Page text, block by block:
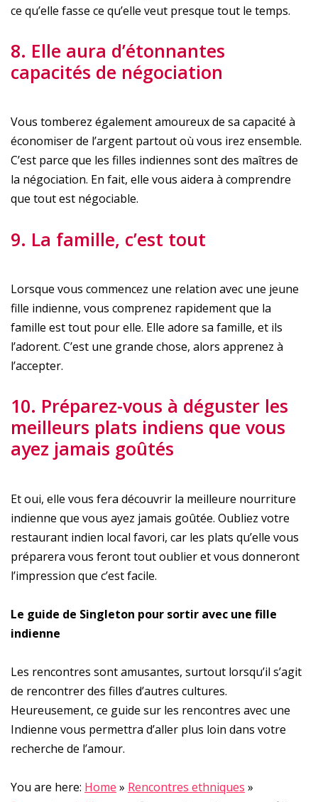
ce qu’elle fasse ce qu’elle veut presque tout le temps.
8. Elle aura d’étonnantes
capacités de négociation
Vous tomberez également amoureux de sa capacité à
économiser de l’argent partout où vous irez ensemble.
C’est parce que les filles indiennes sont des maîtres de
la négociation. En fait, elle vous aidera à comprendre
que tout est négociable.
9. La famille, c’est tout
Lorsque vous commencez une relation avec une jeune
fille indienne, vous comprenez rapidement que la
famille est tout pour elle. Elle adore sa famille, et ils
l’adorent. C’est une grande chose, alors apprenez à
l’accepter.
10. Préparez-vous à déguster les
meilleurs plats indiens que vous
ayez jamais goûtés
Et oui, elle vous fera découvrir la meilleure nourriture
indienne que vous ayez jamais goûtée. Oubliez votre
restaurant indien local favori, car les plats qu’elle vous
préparera vous feront tout oublier et vous donneront
l’impression que c’est facile.
Le guide de Singleton pour sortir avec une fille
indienne
Les rencontres sont amusantes, surtout lorsqu’il s’agit
de rencontrer des filles d’autres cultures.
Heureusement, ce guide sur les rencontres avec une
Indienne vous permettra d’aller plus loin dans votre
recherche de l’amour.
You are here: Home » Rencontres ethniques »